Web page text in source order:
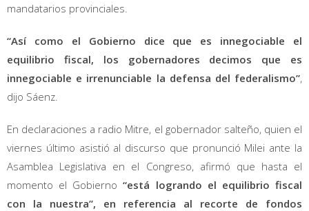
mandatarios provinciales.
“Así como el Gobierno dice que es innegociable el
equilibrio fiscal, los gobernadores decimos que es
innegociable e irrenunciable la defensa del federalismo”,
dijo Sáenz.
En declaraciones a radio Mitre, el gobernador salteño, quien el
viernes último asistió al discurso que pronunció Milei ante la
Asamblea Legislativa en el Congreso, afirmó que hasta el
momento el Gobierno“está logrando el equilibrio fiscal
con la nuestra”, en referencia al recorte de fondos